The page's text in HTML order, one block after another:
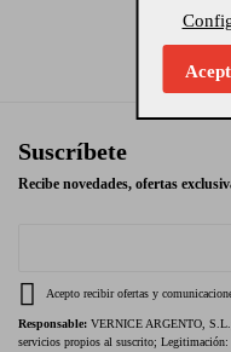
Suscríbete
Recibe novedades, ofertas
Acepto recibir ofertas y
Responsable: VERNICE ARGENTO,
servicios propios al suscrito;